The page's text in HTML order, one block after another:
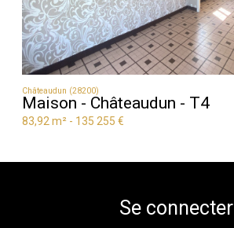
Châteaudun (28200)
Maison - Châteaudun - T4
83,92 m² - 135 255 €
Se connecter